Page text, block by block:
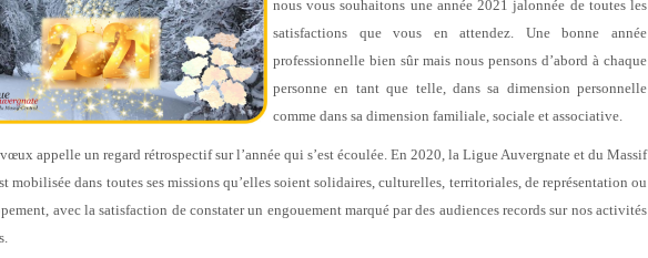
nous vous souhaitons une année 2021 jalonnée de toutes les
satisfactions que vous en attendez. Une bonne année
professionnelle bien sûr mais nous pensons d’abord à chaque
personne en tant que telle, dans sa dimension personnelle
comme dans sa dimension familiale, sociale et associative.
appelle un regard rétrospectif sur l’année qui s’est écoulée. En 2020, la Ligue Auvergnate et du Massif
mobilisée dans toutes ses missions qu’elles soient solidaires, culturelles, territoriales, de représentation ou
avec la satisfaction de constater un engouement marqué par des audiences records sur nos activités